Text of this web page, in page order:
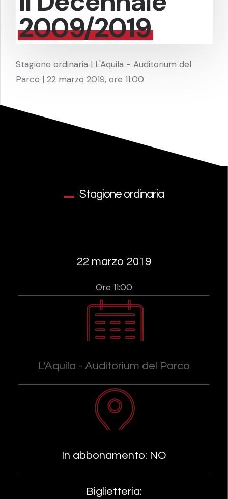
2009/2019
Stagione ordinaria | L'Aquila - Auditorium del
Parco | 22 marzo 2019, ore 11:00
Stagione ordinaria
22 marzo 2019
Ore 11:00
L'Aquila - Auditorium del Parco
In abbonamento: NO
Biglietteria: